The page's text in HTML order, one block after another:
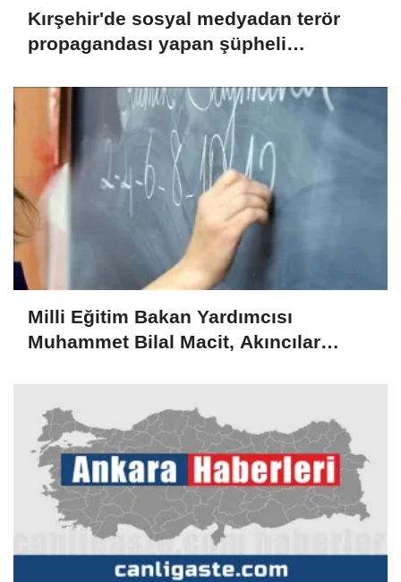
Kırşehir'de sosyal medyadan terör
propagandası yapan şüpheli
Milli Eğitim Bakan Yardımcısı
Muhammet Bilal Macit, Akıncılar